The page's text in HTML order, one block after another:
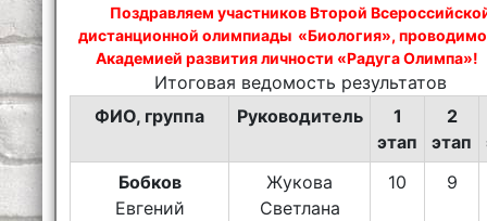
Поздравляем участников Второй
дистанционной олимпиады «Биология»,
Академией развития личности «Радуга Олимпа»!
Итоговая ведомость результатов
ФИО, группа
Руководитель
1
этап
2
этап
Бобков
Евгений
Жукова
Светлана
10 9